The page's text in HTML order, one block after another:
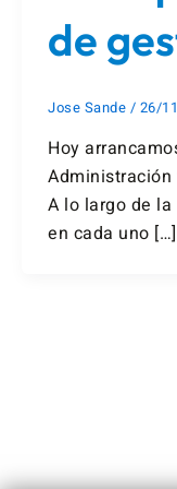
de
Jose Sande / 26/
Hoy
A lo largo de
en cada uno […]